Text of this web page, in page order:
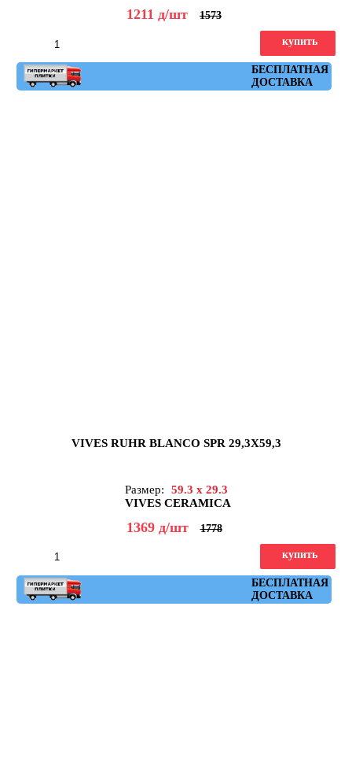
1211 д/шт 1573
БЕСПЛАТНАЯ
ДОСТАВКА
купить
VIVES RUHR BLANCO SPR 29,3X59,3
Размер:
59.3 x 29.3
VIVES CERAMICA
1369 д/шт 1778
БЕСПЛАТНАЯ
ДОСТАВКА
купить